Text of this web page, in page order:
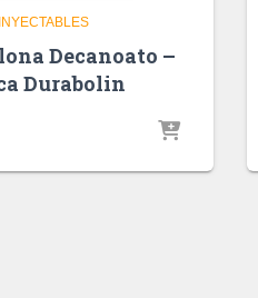
INYECTABLES
Decanoato –
Durabolin